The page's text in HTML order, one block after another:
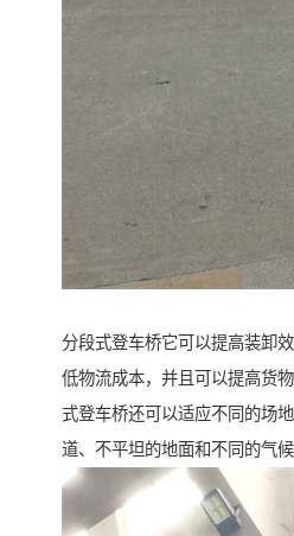
分段式登车桥它可以提高装卸
低物流成本，并且可以提高货
式登车桥还可以适应不同的场
道、不平坦的地面和不同的气候